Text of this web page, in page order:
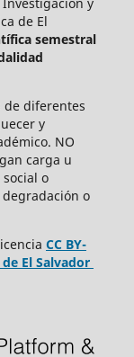
y
de El
semestral
de diferentes
y
NO
carga u
o
o
CC BY-
El Salvador